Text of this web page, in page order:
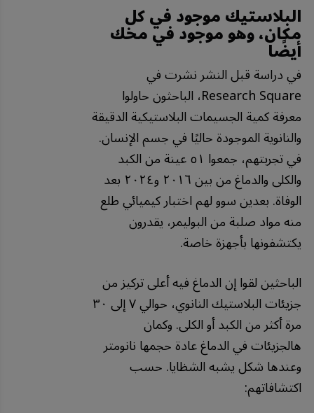
البلاستيك موجود في كل
مكان، وهو موجود في مخك
أيضًا
في دراسة قبل النشر نشرت في
Research Square، الباحثون حاولوا
معرفة كمية الجسيمات البلاستيكية الدقيقة
والنانوية الموجودة حاليًا في جسم الإنسان.
في تجربتهم، جمعوا ٥١ عينة من الكبد
والكلى والدماغ من بين ٢٠١٦ و٢٠٢٤ بعد
الوفاة. بعدين سوو لهم اختبار كيميائي طلع
منه مواد صلبة من البوليمر، يقدرون
يكتشفونها بأجهزة خاصة.
الباحثين لقوا إن الدماغ فيه أعلى تركيز من
جزيئات البلاستيك النانوي، حوالي ٧ إلى ٣٠
مرة أكثر من الكبد أو الكلى. وكمان
هالجزيئات في الدماغ عادة حجمها نانومتر
وعندها شكل يشبه الشظايا. حسب
اكتشافاتهم: